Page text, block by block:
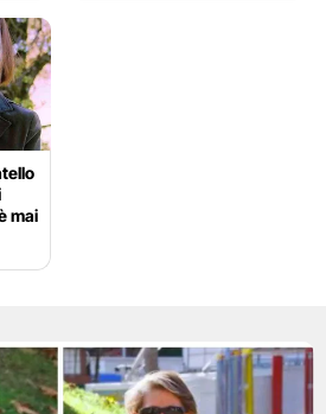
mai